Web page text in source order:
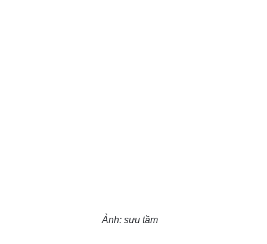
Ảnh: sưu tầm